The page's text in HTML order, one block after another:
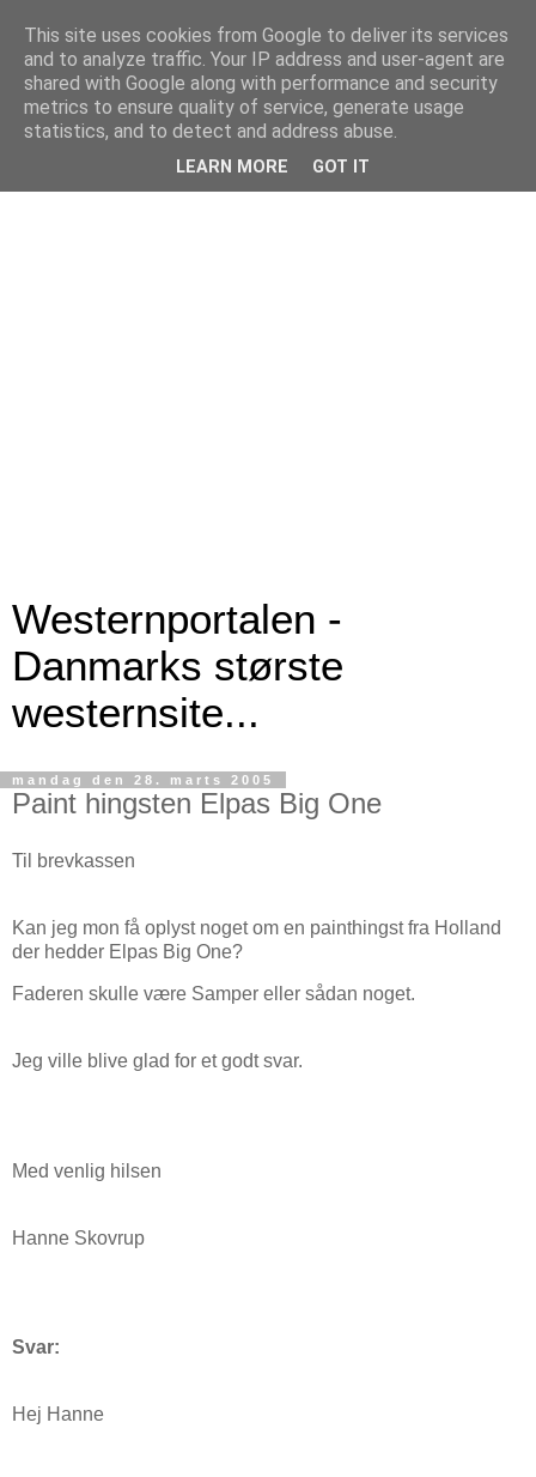
Westernportalen -
Danmarks største
westernsite...
mandag den 28. marts 2005
Paint hingsten Elpas Big One
Til brevkassen
Kan jeg mon få oplyst noget om en painthingst fra Holland
der hedder Elpas Big One?
Faderen skulle være Samper eller sådan noget.
Jeg ville blive glad for et godt svar.
Med venlig hilsen
Hanne Skovrup
Svar:
Hej Hanne
This site uses cookies from Google to deliver its services
and to analyze traffic. Your IP address and user-agent are
shared with Google along with performance and security
metrics to ensure quality of service, generate usage
statistics, and to detect and address abuse.
LEARN MORE GOT IT